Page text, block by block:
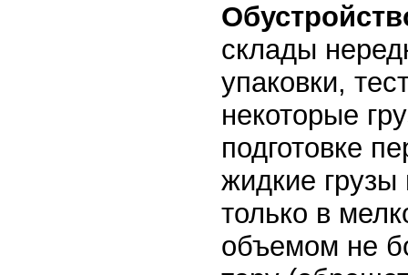
склады
упаковки,
некоторые
подготовке
жидкие
только в
объемом не